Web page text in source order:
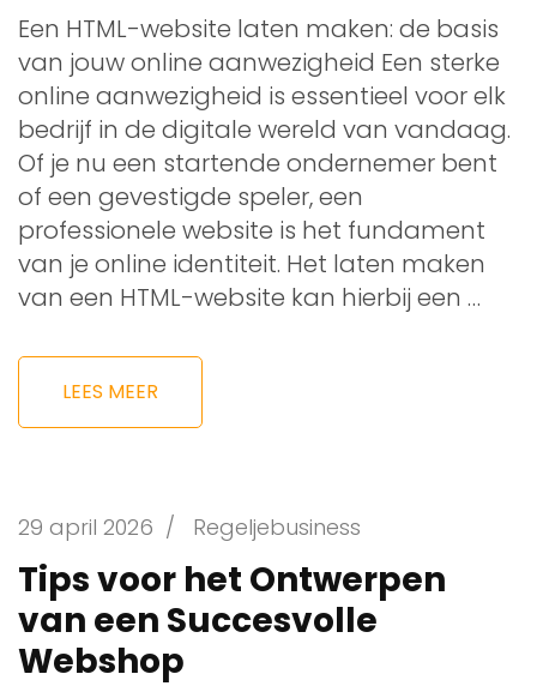
Een HTML-website laten maken: de basis
van jouw online aanwezigheid Een sterke
online aanwezigheid is essentieel voor elk
bedrijf in de digitale wereld van vandaag.
Of je nu een startende ondernemer bent
of een gevestigde speler, een
professionele website is het fundament
van je online identiteit. Het laten maken
van een HTML-website kan hierbij een …
LEES MEER
29 april 2026 / Regeljebusiness
Tips voor het Ontwerpen
van een Succesvolle
Webshop